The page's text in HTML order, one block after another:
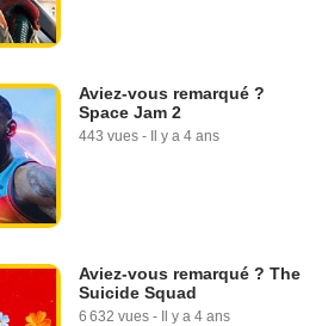
Aviez-vous remarqué ?
Space Jam 2
443 vues - Il y a 4 ans
Aviez-vous remarqué ? The
Suicide Squad
6 632 vues - Il y a 4 ans